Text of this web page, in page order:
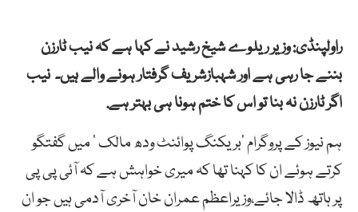
راولپنڈی: وزیر ریلوے شیخ رشید نے کہا ہے کہ نیب ٹارزن
بننے جا رہی ہے اور شہبازشریف گرفتار ہونے والے ہیں۔ نیب
اگر ٹارزن نہ بنا تو اس کا ختم ہونا ہی بہتر ہے.
ہم نیوز کے پروگرام ’بریکنگ پوائنٹ ودھ مالک ‘ میں گفتگو
کرتے ہوئے ان کا کہنا تھا کہ میری خواہش ہے کہ آئی پی پی
پر ہاتھ ڈالا جائے،وزیراعظم عمران خان آخری آدمی ہیں جو ان